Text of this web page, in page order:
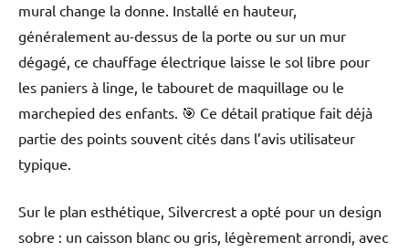
mural change la donne. Installé en hauteur,
généralement au-dessus de la porte ou sur un mur
dégagé, ce chauffage électrique laisse le sol libre pour
les paniers à linge, le tabouret de maquillage ou le
marchepied des enfants. 🎯 Ce détail pratique fait déjà
partie des points souvent cités dans l’avis utilisateur
typique.
Sur le plan esthétique, Silvercrest a opté pour un design
sobre : un caisson blanc ou gris, légèrement arrondi, avec